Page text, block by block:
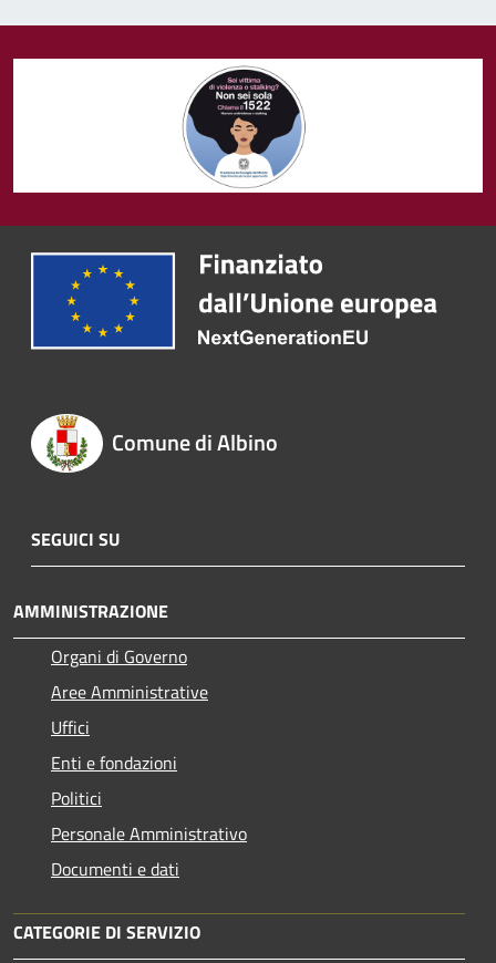
Comune di Albino
SEGUICI SU
AMMINISTRAZIONE
Organi di Governo
Aree Amministrative
Uffici
Enti e fondazioni
Politici
Personale Amministrativo
Documenti e dati
CATEGORIE DI SERVIZIO